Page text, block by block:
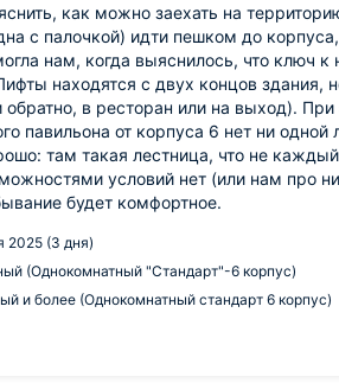
как можно заехать на
с палочкой) идти пешком до
нам, когда выяснилось, что ключ
находятся с двух концов
обратно, в ресторан или на выход).
павильона от корпуса 6 нет ни
там такая лестница, что не
условий нет (или нам про
будет комфортное.
2025 (3 дня)
(Однокомнатный "Стандарт"-6 корпус)
и более (Однокомнатный стандарт 6 корпус)